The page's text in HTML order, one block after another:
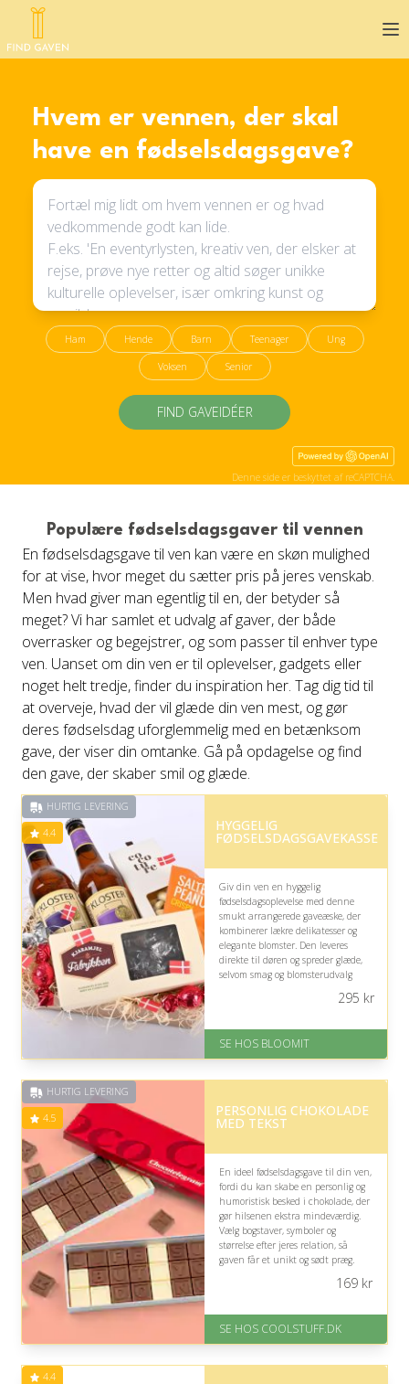
Hvem er vennen, der skal
have en fødselsdagsgave?
Ham Hende Barn Teenager Ung
Voksen Senior
FIND GAVEIDÉER
Denne side er beskyttet af reCAPTCHA.
Populære fødselsdagsgaver til vennen
En fødselsdagsgave til ven kan være en skøn mulighed
for at vise, hvor meget du sætter pris på jeres venskab.
Men hvad giver man egentlig til en, der betyder så
meget? Vi har samlet et udvalg af gaver, der både
overrasker og begejstrer, og som passer til enhver type
ven. Uanset om din ven er til oplevelser, gadgets eller
noget helt tredje, finder du inspiration her. Tag dig tid til
at overveje, hvad der vil glæde din ven mest, og gør
deres fødselsdag uforglemmelig med en betænksom
gave, der viser din omtanke. Gå på opdagelse og find
den gave, der skaber smil og glæde.
HURTIG LEVERING
4.4 HYGGELIG
FØDSELSDAGSGAVEKASSE
Giv din ven en hyggelig
fødselsdagsoplevelse med denne
smukt arrangerede gaveæske, der
kombinerer lækre delikatesser og
elegante blomster. Den leveres
direkte til døren og spreder glæde,
selvom smag og blomsterudvalg
matcher modtagerens personlige
På lager
Levering: samme dag eller efter
aftale
på 4.4 ud af 5
295 kr
SE HOS BLOOMIT
HURTIG LEVERING
4.5 PERSONLIG CHOKOLADE
MED TEKST
En ideel fødselsdagsgave til din ven,
fordi du kan skabe en personlig og
humoristisk besked i chokolade, der
gør hilsenen ekstra mindeværdig.
Vælg bogstaver, symboler og
størrelse efter jeres relation, så
gaven får et unikt og sødt præg.
Fremragende Trustpilot rating
169kr
SE HOS COOLSTUFF.DK
4.4